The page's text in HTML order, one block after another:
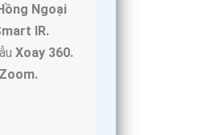
Ngoại
IR.
Xoay 360.